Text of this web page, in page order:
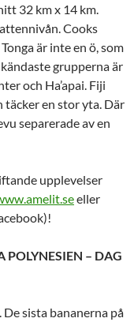
32 km x 14 km.
Cooks
är inte en ö, som
grupperna är
och Ha’apai. Fiji
täcker en stor yta. Där
separerade av en
upplevelser
eller
POLYNESIEN – DAG
sista bananerna på